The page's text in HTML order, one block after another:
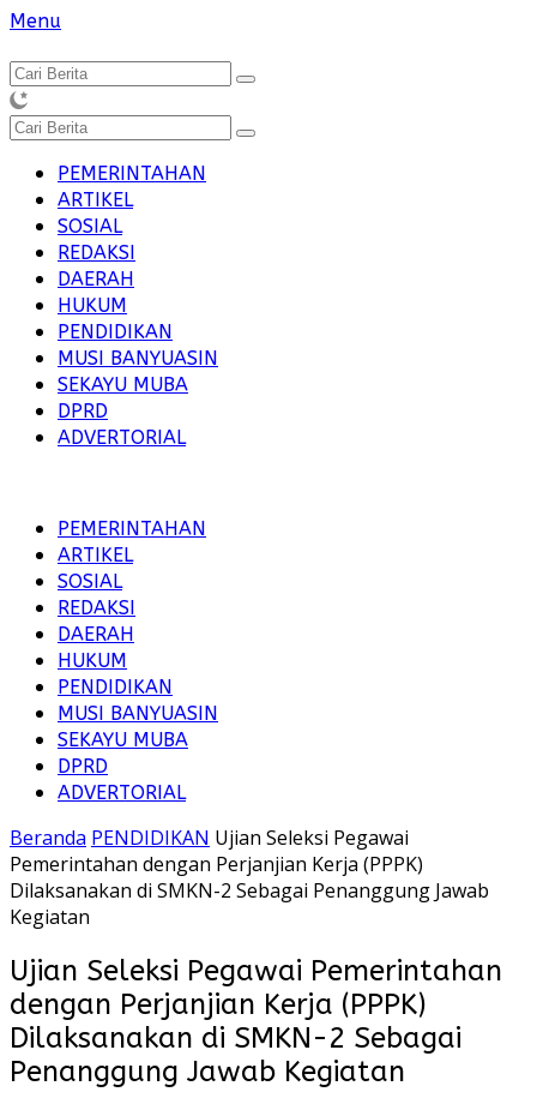
Langsung
konten
Menu
PEMERINTAHAN
ARTIKEL
SOSIAL
REDAKSI
DAERAH
HUKUM
PENDIDIKAN
MUSI BANYUASIN
SEKAYU MUBA
DPRD
ADVERTORIAL
PEMERINTAHAN
ARTIKEL
SOSIAL
REDAKSI
DAERAH
HUKUM
PENDIDIKAN
MUSI BANYUASIN
SEKAYU MUBA
DPRD
ADVERTORIAL
Beranda PENDIDIKAN Ujian Seleksi Pegawai
Pemerintahan dengan Perjanjian Kerja (PPPK)
Dilaksanakan di SMKN-2 Sebagai Penanggung Jawab
Kegiatan
Ujian Seleksi Pegawai Pemerintahan
dengan Perjanjian Kerja (PPPK)
Dilaksanakan di SMKN-2 Sebagai
Penanggung Jawab Kegiatan